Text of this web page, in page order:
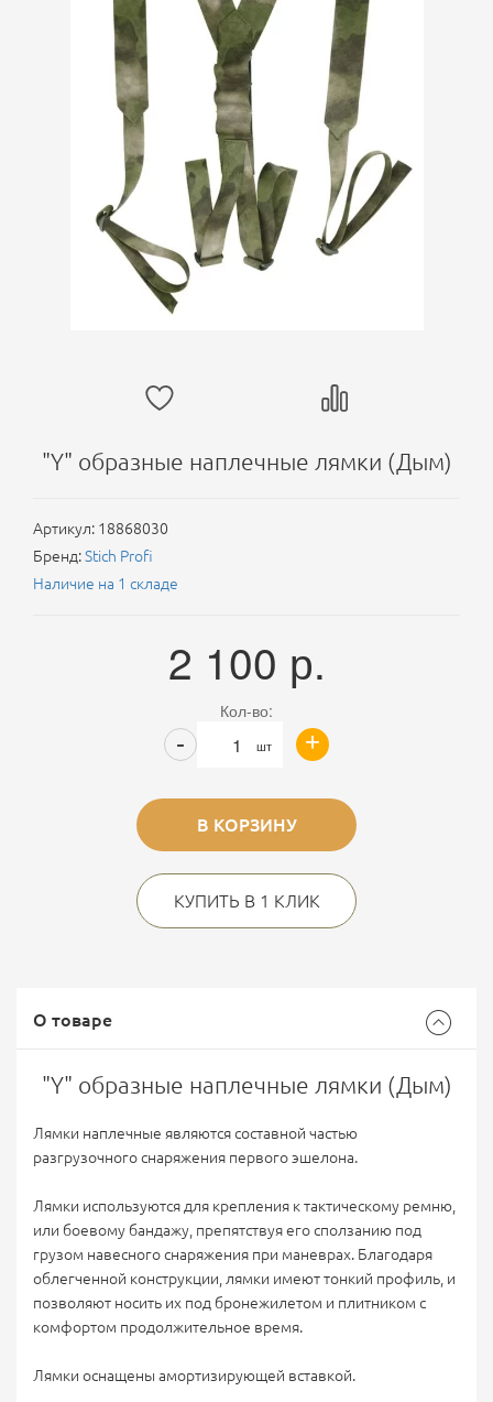
"Y" образные наплечные лямки (Дым)
Артикул: 18868030
Бренд:Stich Profi
Наличие на 1 складе
2 100 р.
Кол-во:
шт +
-
В КОРЗИНУ
КУПИТЬ В 1 КЛИК
О товаре
"Y" образные наплечные лямки (Дым)
Лямки наплечные являются составной частью
разгрузочного снаряжения первого эшелона.
Лямки используются для крепления к тактическому ремню,
или боевому бандажу, препятствуя его сползанию под
грузом навесного снаряжения при маневрах. Благодаря
облегченной конструкции, лямки имеют тонкий профиль, и
позволяют носить их под бронежилетом и плитником с
комфортом продолжительное время.
Лямки оснащены амортизирующей вставкой.